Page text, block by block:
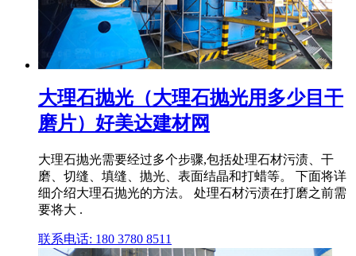
大理石抛光（大理石抛光用多少目干
磨片）好美达建材网
大理石抛光需要经过多个步骤,包括处理石材污渍、干
磨、切缝、填缝、抛光、表面结晶和打蜡等。 下面将详
细介绍大理石抛光的方法。 处理石材污渍在打磨之前需
要将大 .
联系电话: 180 3780 8511